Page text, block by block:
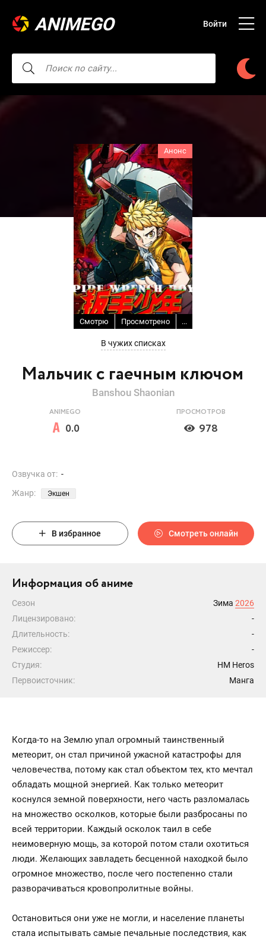
ANIMEGO Войти
Мальчик с гаечным ключом
Анонс
Смотрю Просмотрено ...
В чужих списках
Banshou Shaonian
ANIMEGO
0.0
ПРОСМОТРОВ
978
Озвучка от: -
Жанр:
Экшен
В избранное Смотреть онлайн
Информация об аниме
Сезон Зима 2026
Лицензировано:
-
Длительность:
-
Режиссер:
-
Студия:
HM Heros
Первоисточник:
Манга
Когда-то на Землю упал огромный таинственный
метеорит, он стал причиной ужасной катастрофы для
человечества, потому как стал объектом тех, кто мечтал
обладать мощной энергией. Как только метеорит
коснулся земной поверхности, него часть разломалась
на множество осколков, которые были разбросаны по
всей территории. Каждый осколок таил в себе
неимоверную мощь, за которой потом стали охотиться
люди. Желающих завладеть бесценной находкой было
огромное множество, после чего постепенно стали
разворачиваться кровопролитные войны.
Остановиться они уже не могли, и население планеты
стала испытывать самые печальные последствия, как